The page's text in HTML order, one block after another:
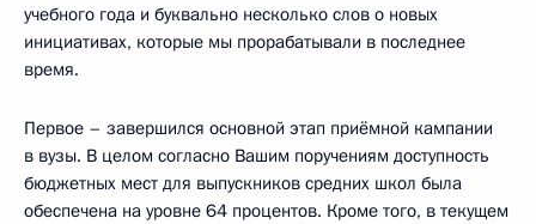
учебного года и буквально несколько слов о новых
инициативах, которые мы прорабатывали в последнее
время.
Первое – завершился основной этап приёмной кампании
в вузы. В целом согласно Вашим поручениям доступность
бюджетных мест для выпускников средних школ была
обеспечена на уровне 64 процентов. Кроме того, в текущем